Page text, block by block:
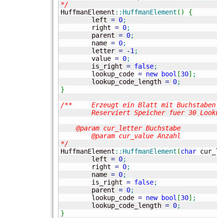
*/
HuffmanElement :: HuffmanElement ( )
{
	left
= 0;
	right
= 0;
	parent
= 0;
	name
= 0;
	letter
= -1;
	value
= 0;
	is_right
= false;
	lookup_code
= new bool [30] ;
	lookup_code_length
= 0;
}
/**	Erzeugt ein Blatt mit Buchstaben und deren Anzahl.
    @param cur_letter Buchstabe
	@param cur_value Anzahl
*/
HuffmanElement :: HuffmanElement (char
	left
= 0;
	right
= 0;
	name
= 0;
	is_right
= false;
	parent
= 0;
	lookup_code
= new bool [30] ;
	lookup_code_length
= 0;
}